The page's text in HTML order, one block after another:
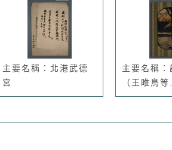
主要名稱：北港武德
宮
主要名稱：
（王睢鳥